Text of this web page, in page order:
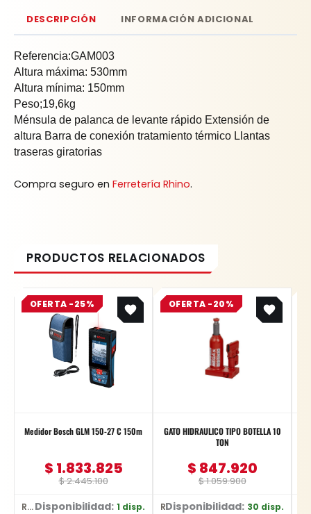
DESCRIPCIÓN INFORMACIÓN ADICIONAL
Referencia:GAM003
Altura máxima: 530mm
Altura mínima: 150mm
Peso;19,6kg
Ménsula de palanca de levante rápido Extensión de
altura Barra de conexión tratamiento térmico Llantas
traseras giratorias
Compra seguro en Ferretería Rhino.
OFERTA -25%
Medidor Bosch GLM 150-27 C 150m
$2.445.100
Original
price
was:
$ 2.445.100.
$ 1.833.825
Current
price
is:
$ 1.833.825.
Ref: 0601.072.Z00-000Disponibilidad: 1 disp.
OFERTA -20%
GATO HIDRAULICO TIPO BOTELLA 10
TON
$1.059.900
Original
price
was:
$ 847.920
Current
price
is:
Ref: BR10
Disponibilidad: 30 disp.